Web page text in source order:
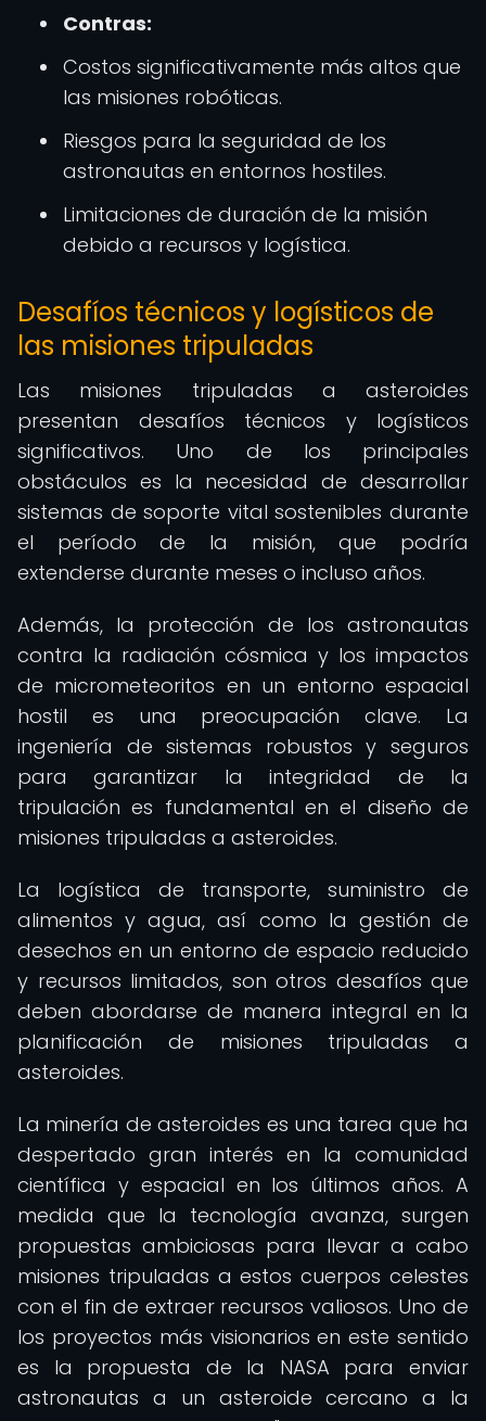
Contras:
Costos significativamente más altos que
las misiones robóticas.
Riesgos para la seguridad de los
astronautas en entornos hostiles.
Limitaciones de duración de la misión
debido a recursos y logística.
Desafíos técnicos y logísticos de
las misiones tripuladas
Las misiones tripuladas a asteroides
presentan desafíos técnicos y logísticos
significativos. Uno de los principales
obstáculos es la necesidad de desarrollar
sistemas de soporte vital sostenibles durante
el período de la misión, que podría
extenderse durante meses o incluso años.
Además, la protección de los astronautas
contra la radiación cósmica y los impactos
de micrometeoritos en un entorno espacial
hostil es una preocupación clave. La
ingeniería de sistemas robustos y seguros
para garantizar la integridad de la
tripulación es fundamental en el diseño de
misiones tripuladas a asteroides.
La logística de transporte, suministro de
alimentos y agua, así como la gestión de
desechos en un entorno de espacio reducido
y recursos limitados, son otros desafíos que
deben abordarse de manera integral en la
planificación de misiones tripuladas a
asteroides.
La minería de asteroides es una tarea que ha
despertado gran interés en la comunidad
científica y espacial en los últimos años. A
medida que la tecnología avanza, surgen
propuestas ambiciosas para llevar a cabo
misiones tripuladas a estos cuerpos celestes
con el fin de extraer recursos valiosos. Uno de
los proyectos más visionarios en este sentido
es la propuesta de la NASA para enviar
astronautas a un asteroide cercano a la